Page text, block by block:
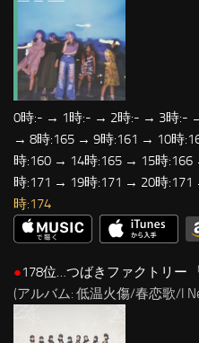
0時:- → 1時:- → 2時:- → 3時:-
→ 8時:165 → 9時:161 → 10時
時:160 → 14時:165 → 15時
時:171 → 19時:171 → 20時
時:174
●178位…つばきファクトリー 「
(アルバム: 低温火傷/春恋歌/I